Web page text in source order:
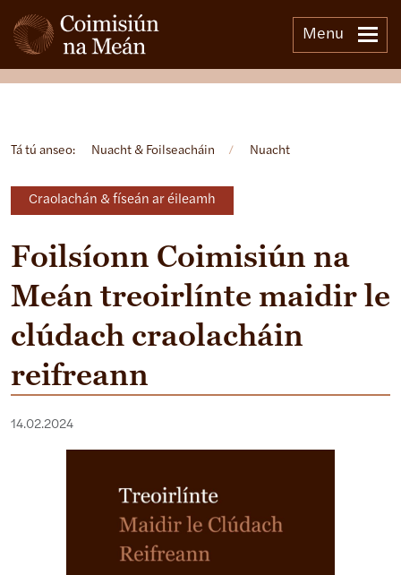
Menu
Tá tú anseo: Nuacht & Foilseacháin / Nuacht
Craolachán & físeán ar éileamh
Foilsíonn Coimisiún na
Meán treoirlínte maidir le
clúdach craolacháin
reifreann
14.02.2024
Open side menu